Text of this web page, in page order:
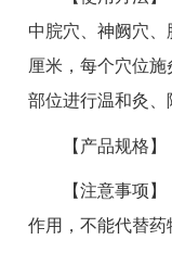
中脘穴、神阙穴
厘米，每个穴位
部位进行温和灸、
【产品规格
【注意事项
作用，不能代替药